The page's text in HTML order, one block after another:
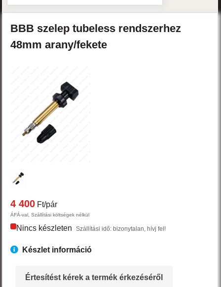
BBB szelep tubeless rendszerhez
48mmarany/fekete
4 400 Ft/pár
ÁFÁ-val, Szállítási költségek nélkül
Nincs készleten Szállítási idő: bizonytalan, hívj fel!
Készlet információ
Értesítést kérek a termék érkezéséről